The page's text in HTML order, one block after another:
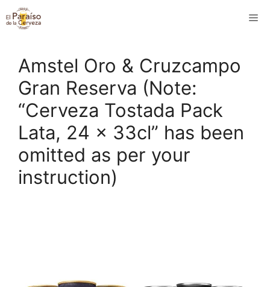
Saltar
al
Amstel Oro & Cruzcampo
Gran Reserva (Note:
“Cerveza Tostada Pack
Lata, 24 x 33cl” has been
omitted as per your
instruction)